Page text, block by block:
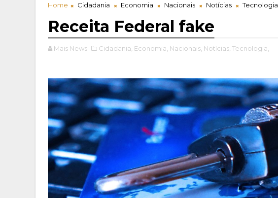
Home Cidadania Economia Nacionais Notícias Tecnologia
Receita Federal fake
Mais News Cidadania, Economia, Nacionais, Notícias, Tecnologia,